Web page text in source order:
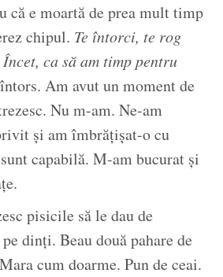
că e moartă de prea mult timp
chipul. Te întorci, te rog
Încet, ca să am timp pentru
Am avut un moment de
Nu m-am. Ne-am
și am îmbrățișat-o cu
capabilă. M-am bucurat și
pisicile să le dau de
dinți. Beau două pahare de
cum doarme. Pun de ceai.